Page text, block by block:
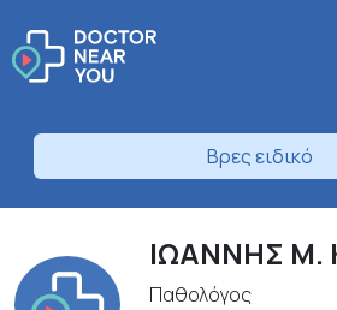
Βρες ειδικό
ΙΩΑΝΝΗΣ Μ.
Παθολόγος